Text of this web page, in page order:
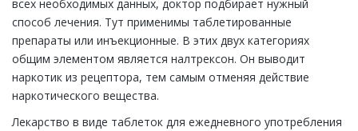
всех необходимых данных, доктор подбирает нужный
способ лечения. Тут применимы таблетированные
препараты или инъекционные. В этих двух категориях
общим элементом является налтрексон. Он выводит
наркотик из рецептора, тем самым отменяя действие
наркотического вещества.
Лекарство в виде таблеток для ежедневного употребления